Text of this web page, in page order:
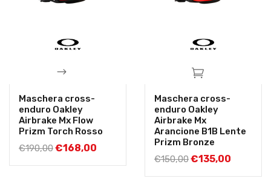
Maschera cross-
enduro Oakley
Airbrake Mx Flow
Prizm Torch Rosso
€190,00€168,00
Maschera cross-
enduro Oakley
Airbrake Mx
Arancione B1B Lente
Prizm Bronze
€150,00€135,00